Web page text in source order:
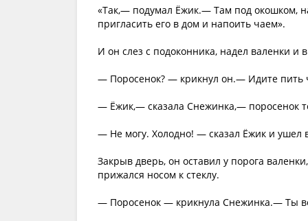
«Так,— подумал Ёжик.— Там под окошком,
пригласить его в дом и напоить чаем».
И он слез с подоконника, надел валенки и
— Поросенок? — крикнул он.— Идите пить
— Ёжик,— сказала Снежинка,— поросенок
— Не могу. Холодно! — сказал Ёжик и ушел
Закрыв дверь, он оставил у порога
прижался носом к стеклу.
— Поросенок — крикнула Снежинка.— Ты